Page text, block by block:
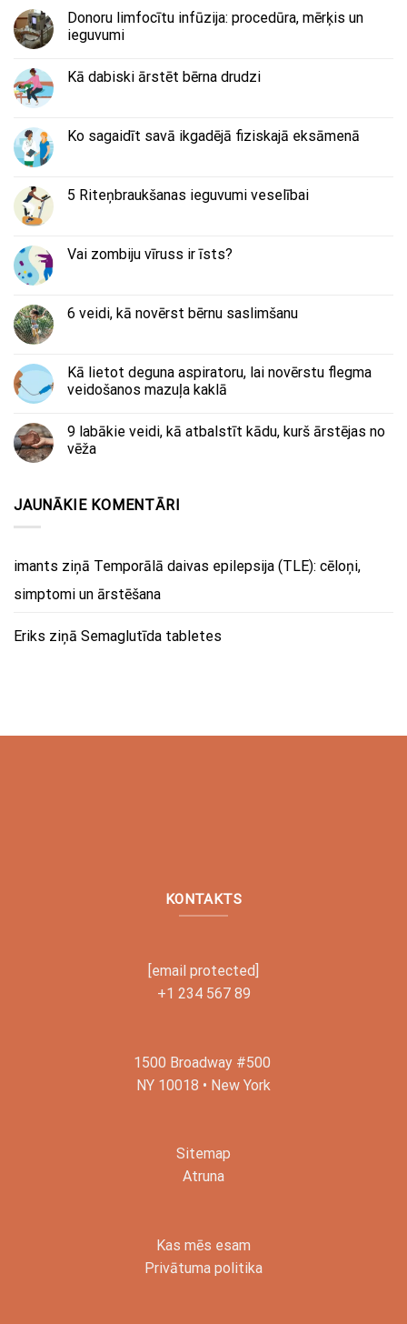
Donoru limfocītu infūzija: procedūra, mērķis un
ieguvumi
Kā dabiski ārstēt bērna drudzi
Ko sagaidīt savā ikgadējā fiziskajā eksāmenā
5 Riteņbraukšanas ieguvumi veselībai
Vai zombiju vīruss ir īsts?
6 veidi, kā novērst bērnu saslimšanu
Kā lietot deguna aspiratoru, lai novērstu flegma
veidošanos mazuļa kaklā
9 labākie veidi, kā atbalstīt kādu, kurš ārstējas no
vēža
JAUNĀKIE KOMENTĀRI
imants ziņā Temporālā daivas epilepsija (TLE): cēloņi,
simptomi un ārstēšana
Eriks ziņā Semaglutīda tabletes
KONTAKTS
[email protected]
+1 234 567 89
1500 Broadway #500
NY 10018 • New York
Sitemap
Atruna
Kas mēs esam
Privātuma politika